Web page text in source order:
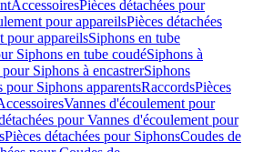
AccessoiresPièces détachées pour
pour appareilsPièces détachées
pour appareilsSiphons en tube
Siphons en tube coudéSiphons à
pour Siphons à encastrerSiphons
pour Siphons apparentsRaccordsPièces
Vannes d'écoulement pour
pour Vannes d'écoulement pour
Pièces détachées pour SiphonsCoudes de